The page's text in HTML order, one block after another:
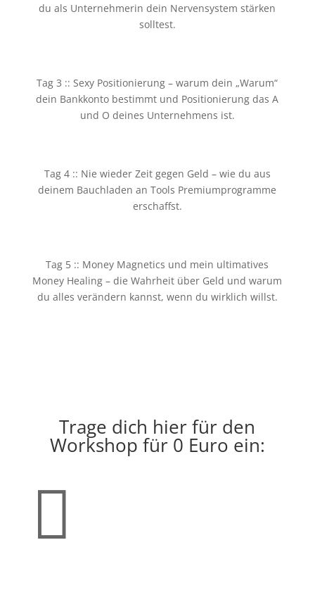
du als Unternehmerin dein Nervensystem stärken
solltest.
Tag 3 :: Sexy Positionierung – warum dein „Warum“
dein Bankkonto bestimmt und Positionierung das A
und O deines Unternehmens ist.
Tag 4 :: Nie wieder Zeit gegen Geld – wie du aus
deinem Bauchladen an Tools Premiumprogramme
erschaffst.
Tag 5 :: Money Magnetics und mein ultimatives
Money Healing – die Wahrheit über Geld und warum
du alles verändern kannst, wenn du wirklich willst.
Trage dich hier für den
Workshop für 0 Euro ein:
